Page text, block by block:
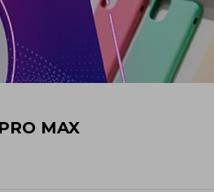
MAX